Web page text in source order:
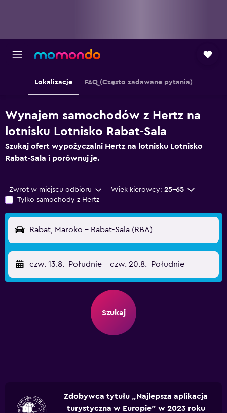
Lokalizacje FAQ (Często zadawane pytania)
Wynajem samochodów z Hertz na
lotnisku Lotnisko Rabat-Sala
Szukaj ofert wypożyczalni Hertz na lotnisku Lotnisko
Rabat-Sala i porównuj je.
Zwrot w miejscu odbioru Wiek kierowcy: 25-65
Tylko samochody z Hertz
Rabat, Maroko - Rabat-Sala (RBA)
czw. 13.8. Południe - czw. 20.8. Południe
Szukaj
Zdobywca tytułu „Najlepsza aplikacja
turystyczna w Europie” w 2023 roku